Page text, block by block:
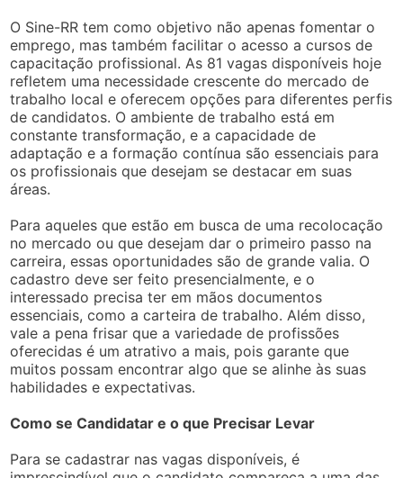
O Sine-RR tem como objetivo não apenas fomentar o
emprego, mas também facilitar o acesso a cursos de
capacitação profissional. As 81 vagas disponíveis hoje
refletem uma necessidade crescente do mercado de
trabalho local e oferecem opções para diferentes perfis
de candidatos. O ambiente de trabalho está em
constante transformação, e a capacidade de
adaptação e a formação contínua são essenciais para
os profissionais que desejam se destacar em suas
áreas.
Para aqueles que estão em busca de uma recolocação
no mercado ou que desejam dar o primeiro passo na
carreira, essas oportunidades são de grande valia. O
cadastro deve ser feito presencialmente, e o
interessado precisa ter em mãos documentos
essenciais, como a carteira de trabalho. Além disso,
vale a pena frisar que a variedade de profissões
oferecidas é um atrativo a mais, pois garante que
muitos possam encontrar algo que se alinhe às suas
habilidades e expectativas.
Como se Candidatar e o que Precisar Levar
Para se cadastrar nas vagas disponíveis, é